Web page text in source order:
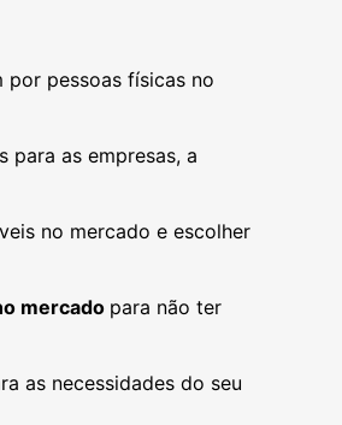
por pessoas físicas no
para as empresas, a
no mercado e escolher
mercado para não ter
as necessidades do seu